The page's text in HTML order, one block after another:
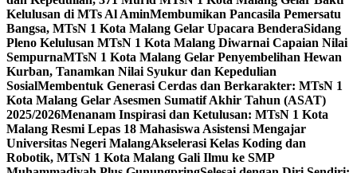
Kelulusan di MTs Al AminMembumikan Pancasila Pemersatu
Bangsa, MTsN 1 Kota Malang Gelar Upacara BenderaSidang
Pleno Kelulusan MTsN 1 Kota Malang Diwarnai Capaian Nilai
SempurnaMTsN 1 Kota Malang Gelar Penyembelihan Hewan
Kurban, Tanamkan Nilai Syukur dan Kepedulian
SosialMembentuk Generasi Cerdas dan Berkarakter: MTsN 1
Kota Malang Gelar Asesmen Sumatif Akhir Tahun (ASAT)
2025/2026Menanam Inspirasi dan Ketulusan: MTsN 1 Kota
Malang Resmi Lepas 18 Mahasiswa Asistensi Mengajar
Universitas Negeri MalangAkselerasi Kelas Koding dan
Robotik, MTsN 1 Kota Malang Gali Ilmu ke SMP